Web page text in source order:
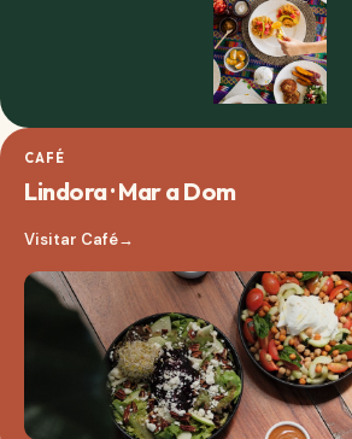
CAFÉ
Lindora · Mar a Dom
Visitar Café→